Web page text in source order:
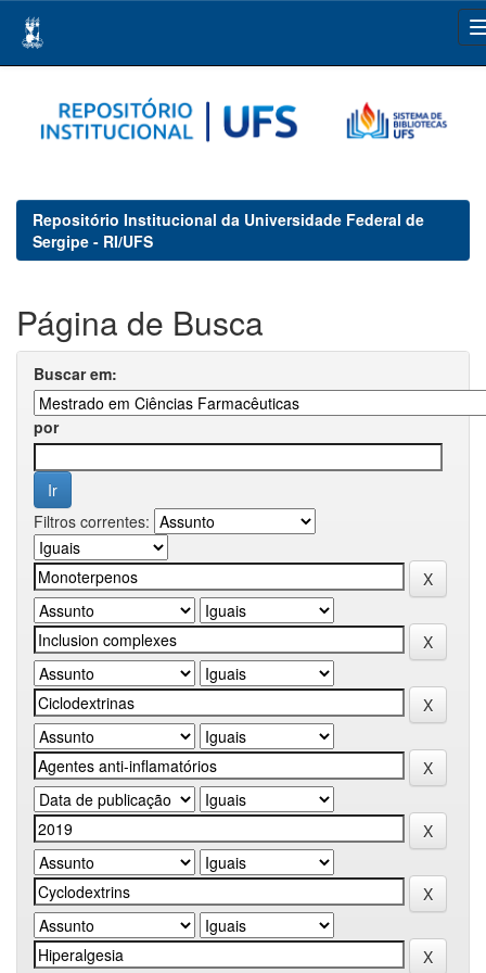
navigation
Repositório Institucional da Universidade Federal de
Sergipe - RI/UFS
Página de Busca
Buscar em:
por
Filtros correntes: